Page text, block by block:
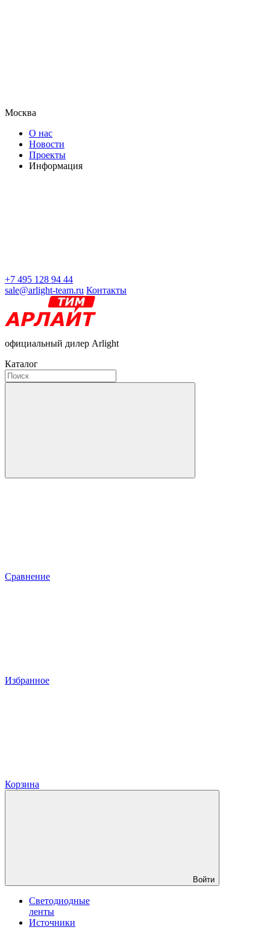
Москва
О нас
Новости
Проекты
Информация
+7 495 128 94 44
sale@arlight-team.ru Контакты
официальный дилер Arlight
Каталог
Сравнение
Избранное
Корзина
Войти
Светодиодные
ленты
Источники